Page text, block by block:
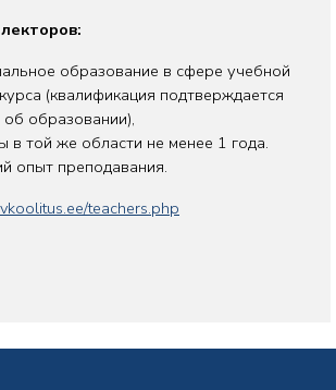
образование в сфере учебной
(квалификация подтверждается
образовании),
в той же области не менее 1 года.
опыт преподавания.
teachers.php